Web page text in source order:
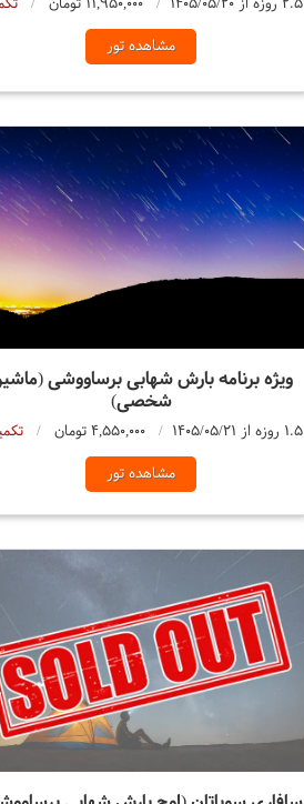
مشاهده تور
ویژه برنامه بارش شهابی برساووشی
شخصی)
1.5 روزه از 1405/05/21 4,550,000 تومان
مشاهده تور